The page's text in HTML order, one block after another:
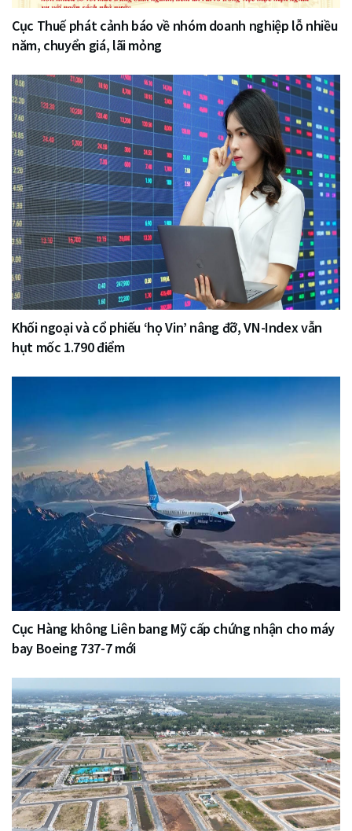
Cục Thuế phát cảnh báo về nhóm doanh nghiệp lỗ nhiều
năm, chuyển giá, lãi mỏng
Khối ngoại và cổ phiếu ‘họ Vin’ nâng đỡ, VN-Index vẫn
hụt mốc 1.790 điểm
Cục Hàng không Liên bang Mỹ cấp chứng nhận cho máy
bay Boeing 737-7 mới